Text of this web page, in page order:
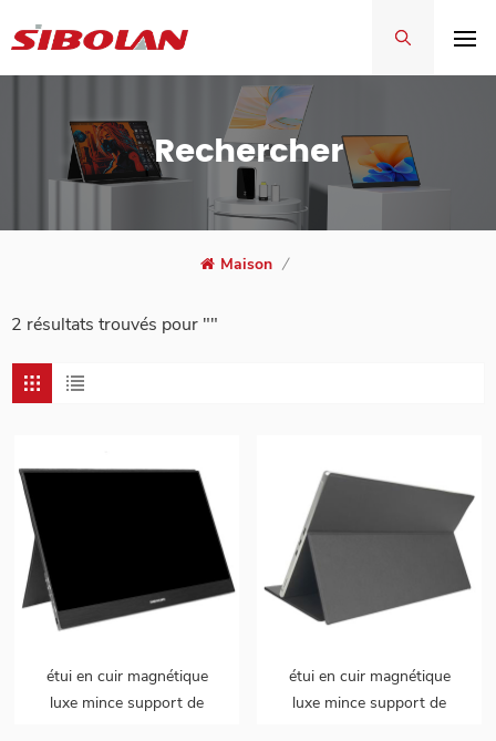
Rechercher
Maison /
2 résultats trouvés pour ""
étui en cuir magnétique
luxe mince support de
étui en cuir magnétique
luxe mince support de